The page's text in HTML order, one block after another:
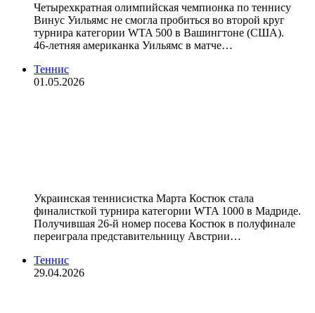
Четырехкратная олимпийская чемпионка по теннису
Винус Уильямс не смогла пробиться во второй круг
турнира категории WTA 500 в Вашингтоне (США).
46‑летняя американка Уильямс в матче…
Теннис
01.05.2026
Украинская теннисистка Марта Костюк стала
финалисткой турнира категории WTA 1000 в Мадриде.
Получившая 26‑й номер посева Костюк в полуфинале
переиграла представительницу Австрии…
Теннис
29.04.2026